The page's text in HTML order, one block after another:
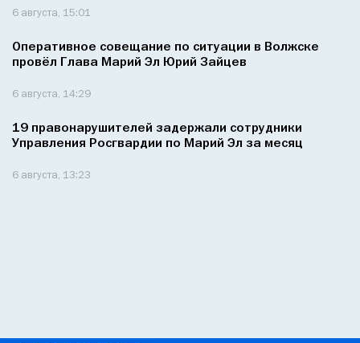
6 августа, 15:01
Оперативное совещание по ситуации в Волжске
провёл Глава Марий Эл Юрий Зайцев
6 августа, 14:29
19 правонарушителей задержали сотрудники
Управления Росгвардии по Марий Эл за месяц
6 августа, 13:23